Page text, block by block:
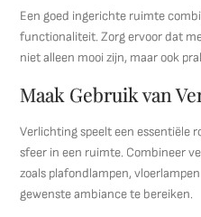
Een goed ingerichte ruimte
functionaliteit. Zorg ervoor dat
niet alleen mooi zijn, maar ook
Maak Gebruik van
Verlichting speelt een essentiële
sfeer in een ruimte. Combineer
zoals plafondlampen,
gewenste ambiance te bereiken.